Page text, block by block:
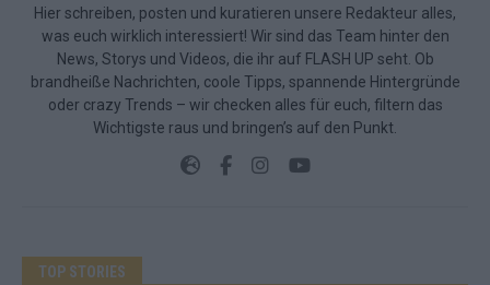
Hier schreiben, posten und kuratieren unsere Redakteur alles,
was euch wirklich interessiert! Wir sind das Team hinter den
News, Storys und Videos, die ihr auf FLASH UP seht. Ob
brandheiße Nachrichten, coole Tipps, spannende Hintergründe
oder crazy Trends – wir checken alles für euch, filtern das
Wichtigste raus und bringen’s auf den Punkt.
TOP STORIES